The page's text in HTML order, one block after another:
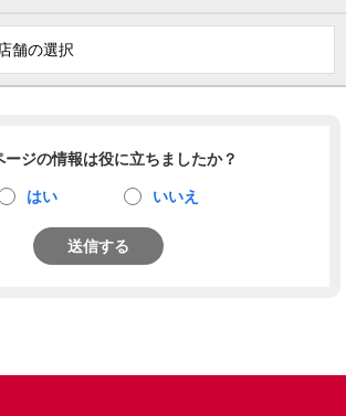
店舗の選択
ージの情報は役に立ちましたか？
はい いいえ
送信する